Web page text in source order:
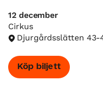
12 december
Cirkus
Djurgårdsslätten 43-
Köp biljett